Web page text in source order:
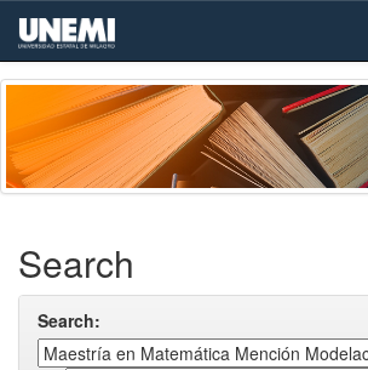
Skip
navigation
Search
Search: